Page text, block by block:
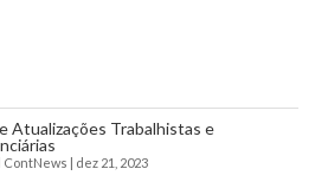
Atualizações Trabalhistas e
ContNews | dez 21, 2023